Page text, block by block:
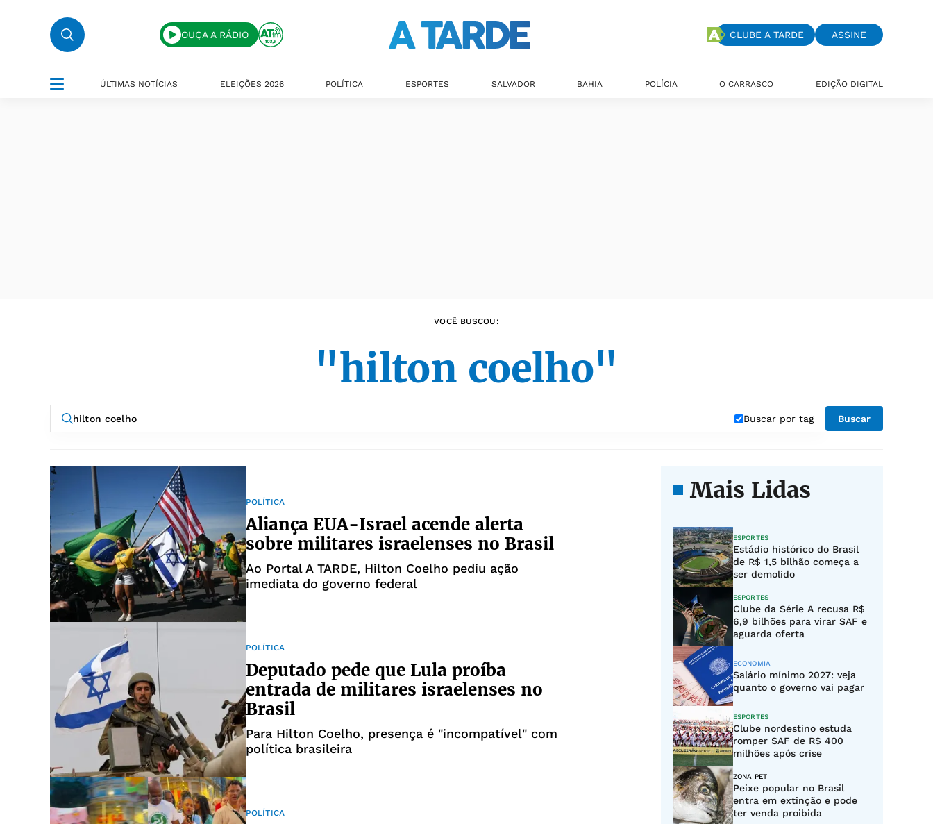
OUÇA A RÁDIO CLUBE A TARDE ASSINE
ÚLTIMAS NOTÍCIAS ELEIÇÕES 2026 POLÍTICA ESPORTES SALVADOR BAHIA POLÍCIA O CARRASCO EDIÇÃO DIGITAL
VOCÊ BUSCOU:
"hilton coelho"
Buscar por tag Buscar
POLÍTICA
Aliança EUA-Israel acende alerta
sobre militares israelenses no Brasil
Ao Portal A TARDE, Hilton Coelho pediu ação
imediata do governo federal
POLÍTICA
Deputado pede que Lula proíba
entrada de militares israelenses no
Brasil
Para Hilton Coelho, presença é "incompatível" com
política brasileira
POLÍTICA
Mais Lidas
ESPORTES
Estádio histórico do Brasil
de R$ 1,5 bilhão começa a
ser demolido
ESPORTES
Clube da Série A recusa R$
6,9 bilhões para virar SAF e
aguarda oferta
ECONOMIA
Salário mínimo 2027: veja
quanto o governo vai pagar
ESPORTES
Clube nordestino estuda
romper SAF de R$ 400
milhões após crise
ZONA PET
Peixe popular no Brasil
entra em extinção e pode
ter venda proibida